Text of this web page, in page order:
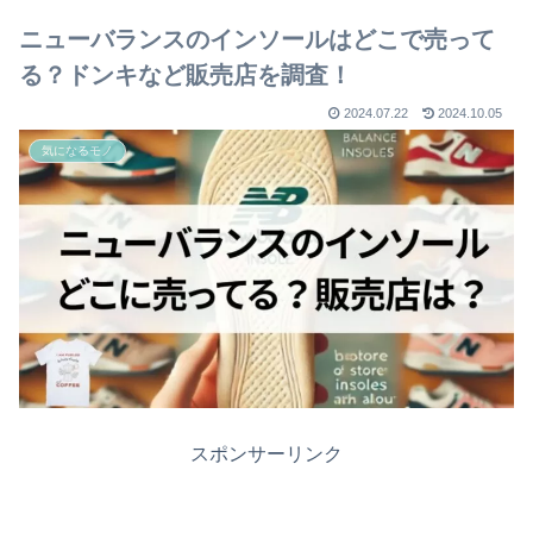
ニューバランスのインソールはどこで売って
る？ドンキなど販売店を調査！
2024.07.22 2024.10.05
気になるモノ
スポンサーリンク